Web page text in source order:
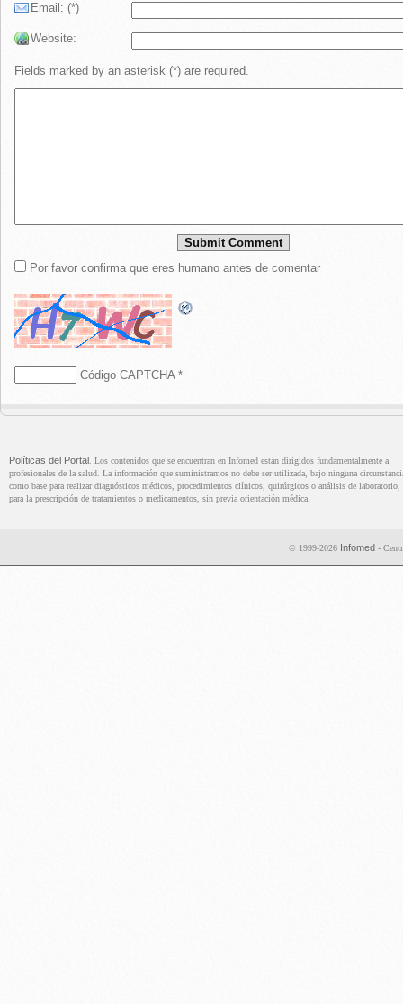
Email: (*)
Website:
Fields marked by an asterisk (*) are required.
Por favor confirma que eres humano antes de comentar
Código CAPTCHA*
Políticas del Portal . Los contenidos que se encuentran en Infomed están dirigidos fundamentalmente a
profesionales de la salud. La información que suministramos no debe ser utilizada, bajo ninguna
como base para realizar diagnósticos médicos, procedimientos clínicos, quirúrgicos o análisis de laboratorio,
para la prescripción de tratamientos o medicamentos, sin previa orientación médica.
© 1999-2026 Infomed -